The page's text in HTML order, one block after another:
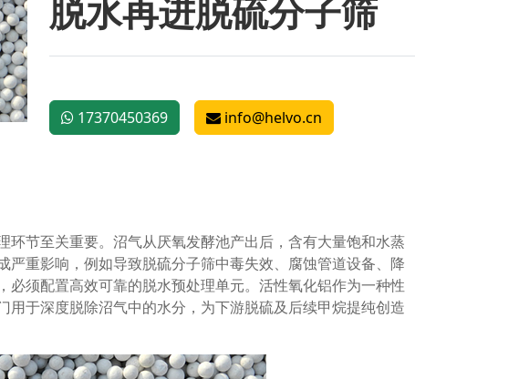
脱水再进脱硫分子筛
17370450369 info@helvo.cn
节至关重要。沼气从厌氧发酵池产出后，含有大量饱和水蒸
重影响，例如导致脱硫分子筛中毒失效、腐蚀管道设备、降
须配置高效可靠的脱水预处理单元。活性氧化铝作为一种性
于深度脱除沼气中的水分，为下游脱硫及后续甲烷提纯创造